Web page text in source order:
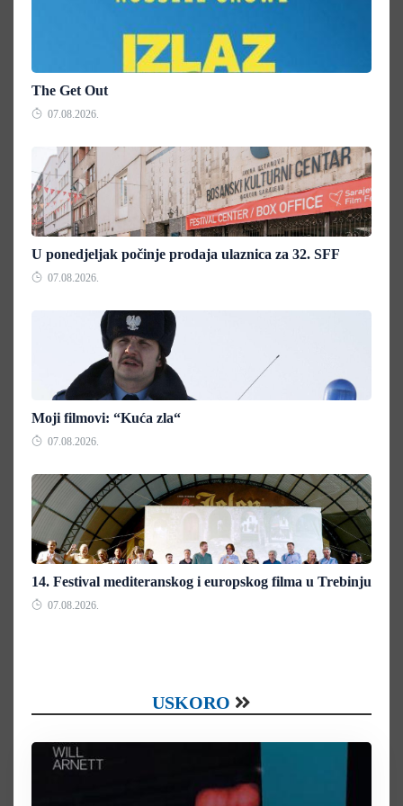
The Get Out
07.08.2026.
U ponedjeljak počinje prodaja ulaznica za 32. SFF
07.08.2026.
Moji filmovi: “Kuća zla“
07.08.2026.
14. Festival mediteranskog i europskog filma u Trebinju
07.08.2026.
USKORO